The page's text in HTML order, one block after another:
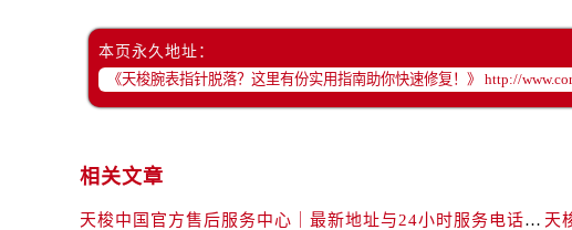
辽宁省丹东市振兴区七经街售后服务中心（需
辽宁省抚顺市新抚区东一路售后服务中心（需
本页永久地址：
相关文章
天梭中国官方售后服务中心｜最新地址与24小时服务电话权威信息通告（2026年7月最新）